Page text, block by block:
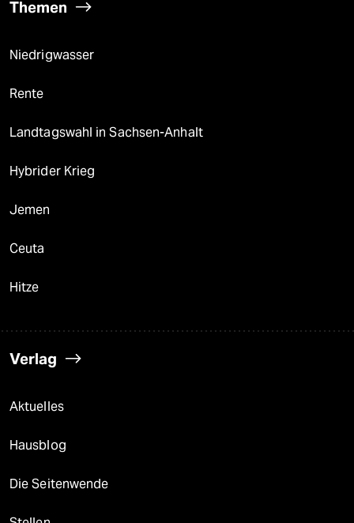
Themen
Niedrigwasser
Rente
Landtagswahl in Sachsen-Anhalt
Hybrider Krieg
Jemen
Ceuta
Hitze
Verlag
Aktuelles
Hausblog
Die Seitenwende